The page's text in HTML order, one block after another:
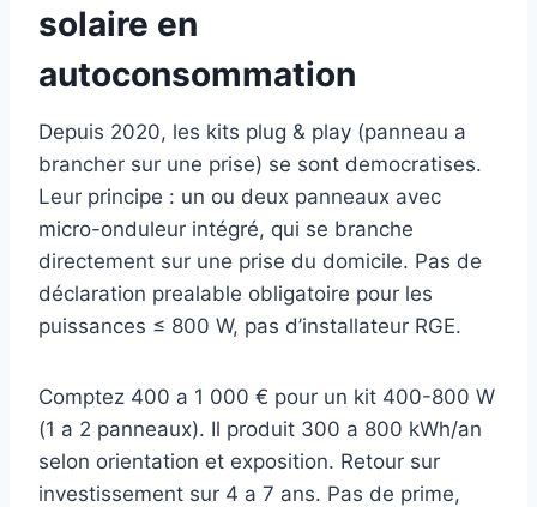
solaire en
autoconsommation
Depuis 2020, les kits plug & play (panneau a
brancher sur une prise) se sont democratises.
Leur principe : un ou deux panneaux avec
micro-onduleur intégré, qui se branche
directement sur une prise du domicile. Pas de
déclaration prealable obligatoire pour les
puissances ≤ 800 W, pas d’installateur RGE.
Comptez 400 a 1 000 € pour un kit 400-800 W
(1 a 2 panneaux). Il produit 300 a 800 kWh/an
selon orientation et exposition. Retour sur
investissement sur 4 a 7 ans. Pas de prime,